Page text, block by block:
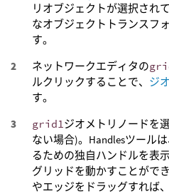
リオブジェクトが選択され
なオブジェクトトランスフ
す。
ネットワークエディタの
ルクリックすることで、 ジ
す。
grid1 ジオメトリノードを
ない場合)。Handlesツール
るための独自ハンドルを表
グリッドを動かすことがで
やエッジをドラッグすれば